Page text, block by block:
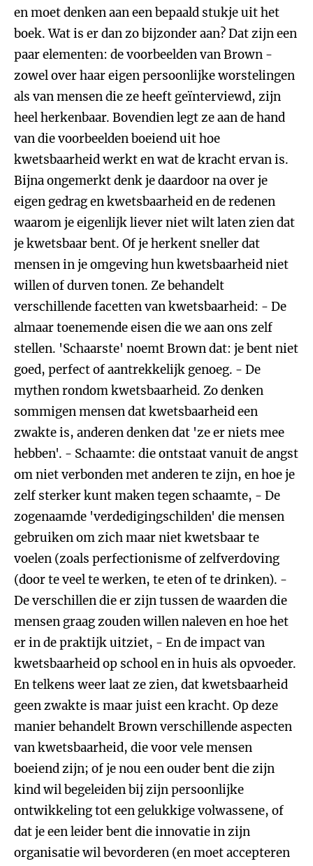
en moet denken aan een bepaald stukje uit het
boek. Wat is er dan zo bijzonder aan? Dat zijn een
paar elementen: de voorbeelden van Brown -
zowel over haar eigen persoonlijke worstelingen
als van mensen die ze heeft geïnterviewd, zijn
heel herkenbaar. Bovendien legt ze aan de hand
van die voorbeelden boeiend uit hoe
kwetsbaarheid werkt en wat de kracht ervan is.
Bijna ongemerkt denk je daardoor na over je
eigen gedrag en kwetsbaarheid en de redenen
waarom je eigenlijk liever niet wilt laten zien dat
je kwetsbaar bent. Of je herkent sneller dat
mensen in je omgeving hun kwetsbaarheid niet
willen of durven tonen. Ze behandelt
verschillende facetten van kwetsbaarheid: - De
almaar toenemende eisen die we aan ons zelf
stellen. 'Schaarste' noemt Brown dat: je bent niet
goed, perfect of aantrekkelijk genoeg. - De
mythen rondom kwetsbaarheid. Zo denken
sommigen mensen dat kwetsbaarheid een
zwakte is, anderen denken dat 'ze er niets mee
hebben'. - Schaamte: die ontstaat vanuit de angst
om niet verbonden met anderen te zijn, en hoe je
zelf sterker kunt maken tegen schaamte, - De
zogenaamde 'verdedigingschilden' die mensen
gebruiken om zich maar niet kwetsbaar te
voelen (zoals perfectionisme of zelfverdoving
(door te veel te werken, te eten of te drinken). -
De verschillen die er zijn tussen de waarden die
mensen graag zouden willen naleven en hoe het
er in de praktijk uitziet, - En de impact van
kwetsbaarheid op school en in huis als opvoeder.
En telkens weer laat ze zien, dat kwetsbaarheid
geen zwakte is maar juist een kracht. Op deze
manier behandelt Brown verschillende aspecten
van kwetsbaarheid, die voor vele mensen
boeiend zijn; of je nou een ouder bent die zijn
kind wil begeleiden bij zijn persoonlijke
ontwikkeling tot een gelukkige volwassene, of
dat je een leider bent die innovatie in zijn
organisatie wil bevorderen (en moet accepteren